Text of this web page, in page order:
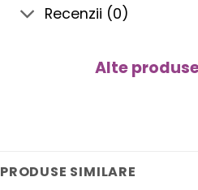
Recenzii (0)
Alte
PRODUSE SIMILARE